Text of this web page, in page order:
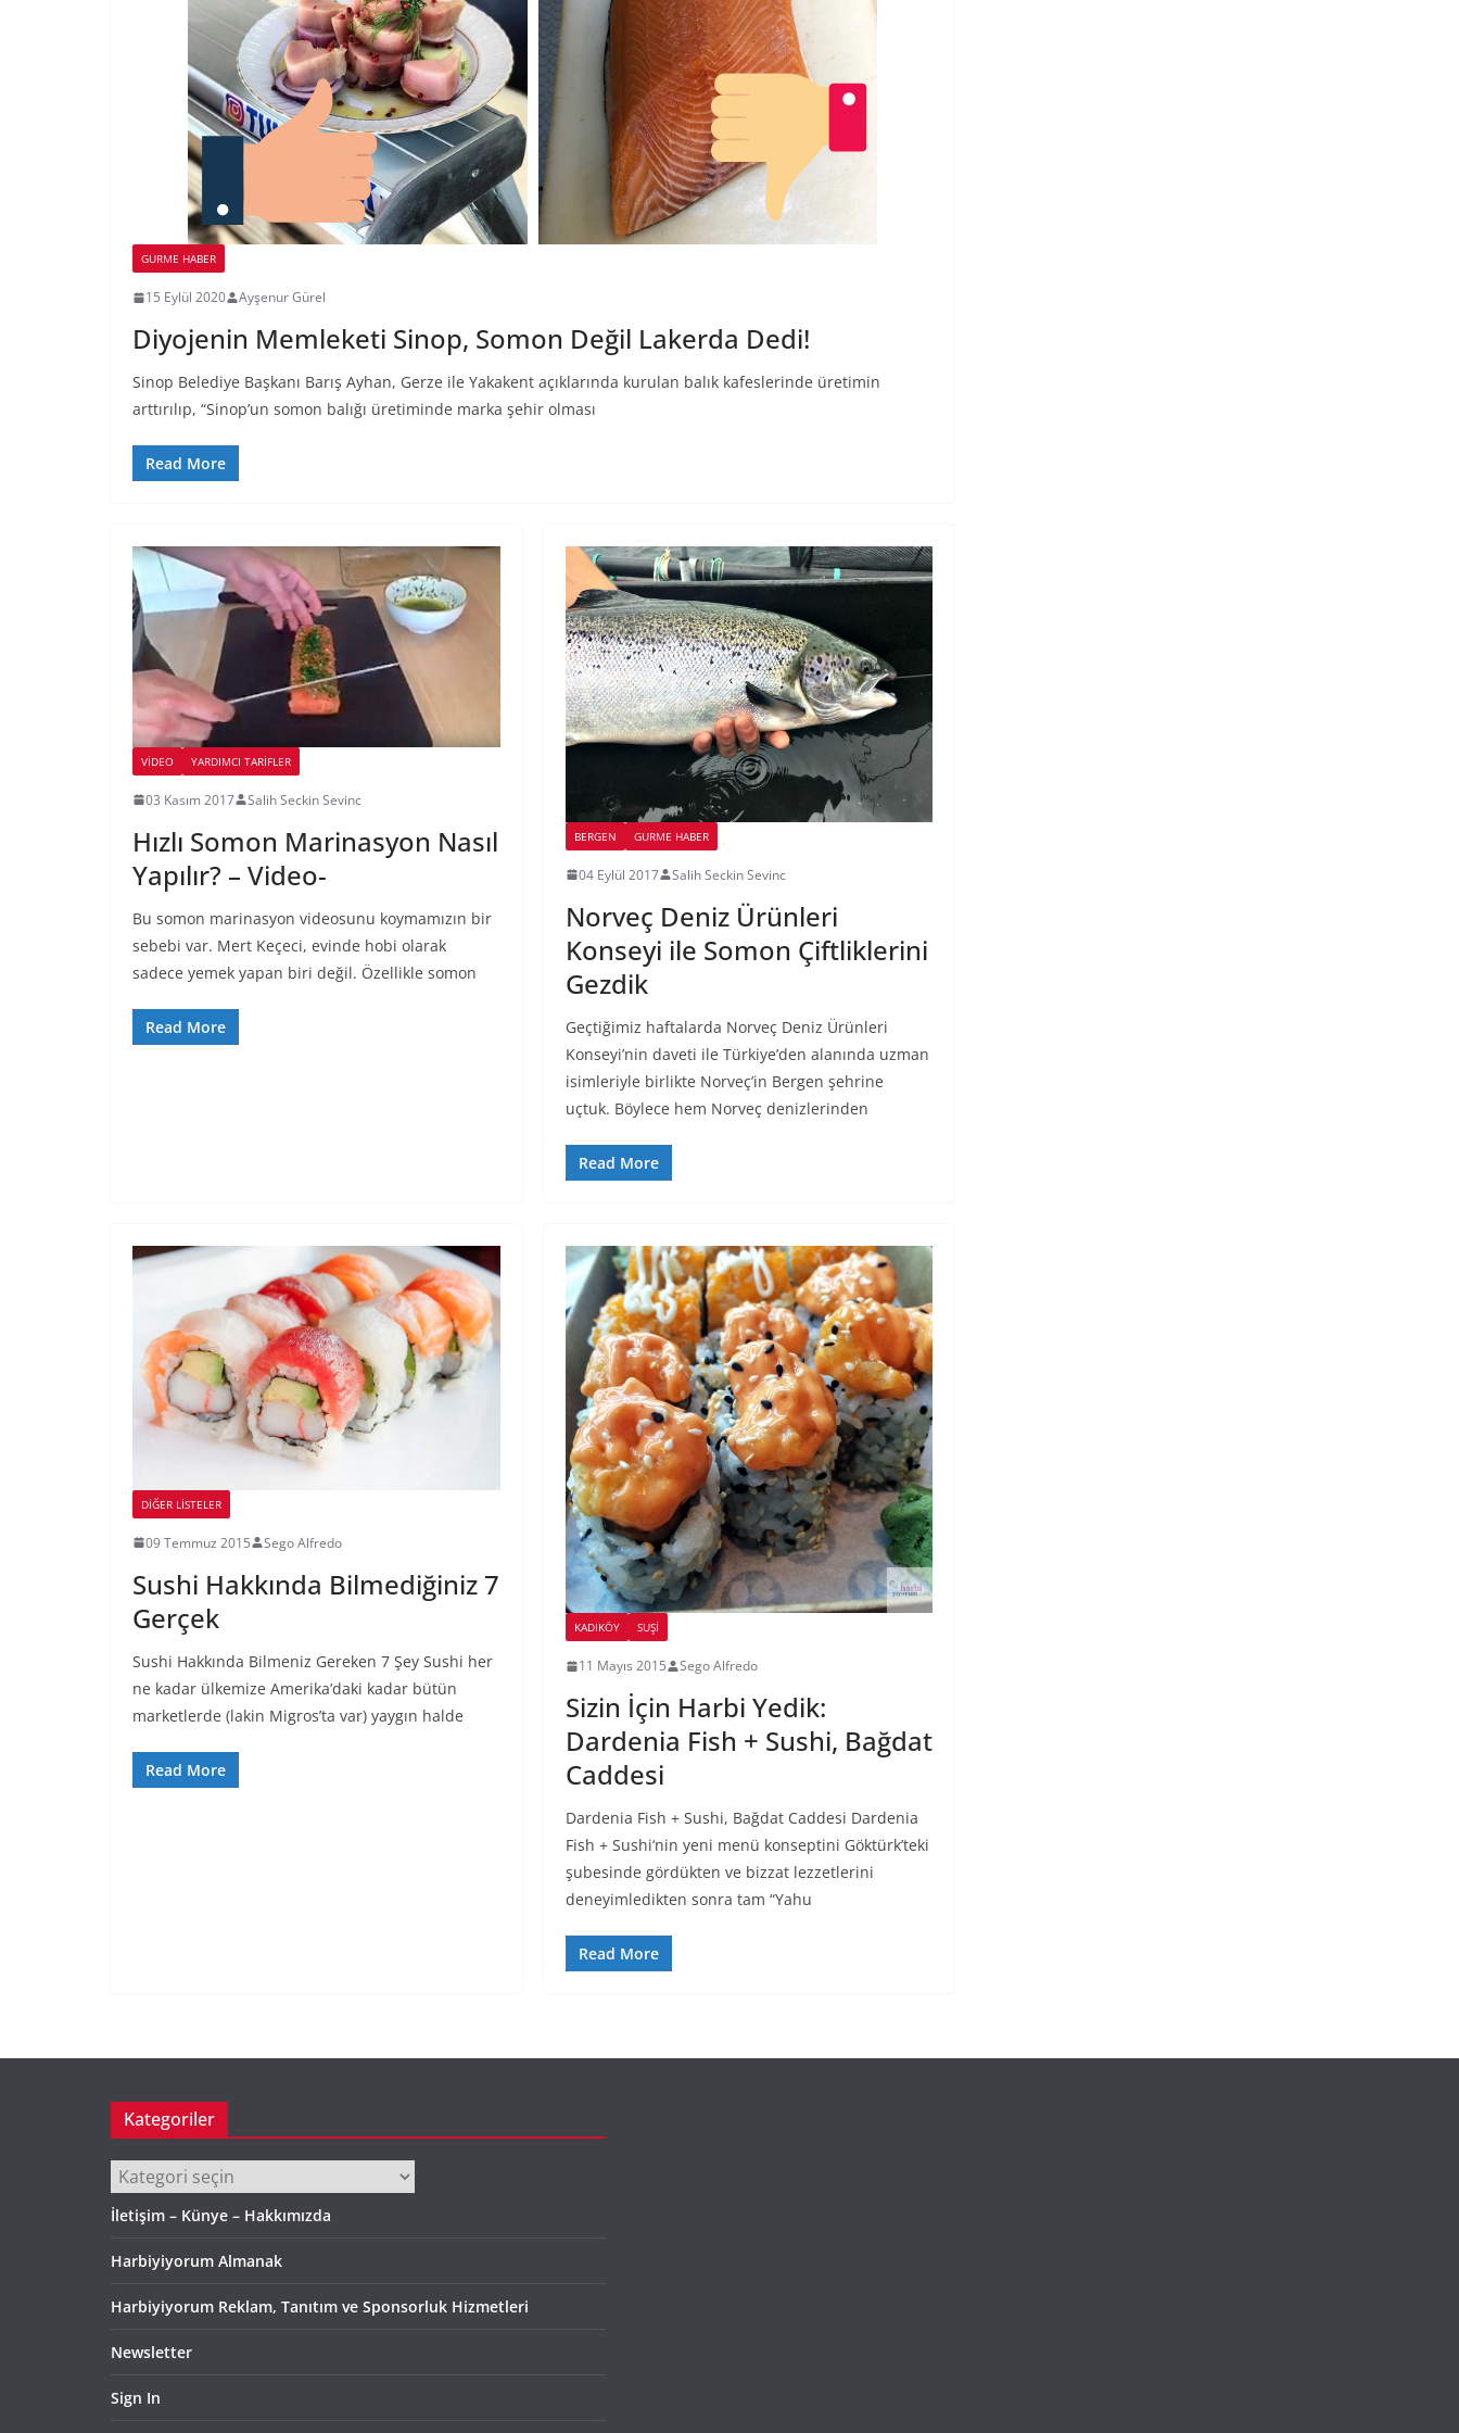
GURME HABER
15 Eylül 2020 Ayşenur Gürel
Diyojenin Memleketi Sinop, Somon Değil Lakerda Dedi!
Sinop Belediye Başkanı Barış Ayhan, Gerze ile Yakakent açıklarında kurulan balık kafeslerinde üretimin
arttırılıp, “Sinop’un somon balığı üretiminde marka şehir olması
Read More
VIDEO YARDIMCI TARIFLER
03 Kasım 2017 Salih Seckin Sevinc
Hızlı Somon Marinasyon Nasıl
Yapılır? – Video-
Bu somon marinasyon videosunu koymamızın bir
sebebi var. Mert Keçeci, evinde hobi olarak
sadece yemek yapan biri değil. Özellikle somon
Read More
BERGEN GURME HABER
04 Eylül 2017 Salih Seckin Sevinc
Norveç Deniz Ürünleri
Konseyi ile Somon Çiftliklerini
Gezdik
Geçtiğimiz haftalarda Norveç Deniz Ürünleri
Konseyi’nin daveti ile Türkiye’den alanında uzman
isimleriyle birlikte Norveç’in Bergen şehrine
uçtuk. Böylece hem Norveç denizlerinden
Read More
DIĞER LISTELER
09 Temmuz 2015 Sego Alfredo
Sushi Hakkında Bilmediğiniz 7
Gerçek
Sushi Hakkında Bilmeniz Gereken 7 Şey Sushi her
ne kadar ülkemize Amerika’daki kadar bütün
marketlerde (lakin Migros’ta var) yaygın halde
Read More
KADIKÖY SUŞI
11 Mayıs 2015 Sego Alfredo
Sizin İçin Harbi Yedik:
Dardenia Fish + Sushi, Bağdat
Caddesi
Dardenia Fish + Sushi, Bağdat Caddesi Dardenia
Fish + Sushi‘nin yeni menü konseptini Göktürk’teki
şubesinde gördükten ve bizzat lezzetlerini
deneyimledikten sonra tam “Yahu
Read More
Kategoriler
Kategoriler
İletişim – Künye – Hakkımızda
Harbiyiyorum Almanak
Harbiyiyorum Reklam, Tanıtım ve Sponsorluk Hizmetleri
Newsletter
Sign In